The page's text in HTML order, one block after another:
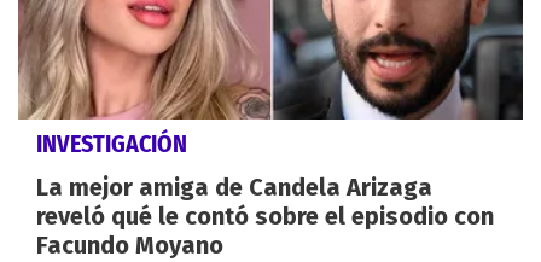
INVESTIGACIÓN
La mejor amiga de Candela Arizaga
reveló qué le contó sobre el episodio con
Facundo Moyano